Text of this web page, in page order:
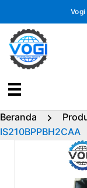
konten
Beranda
IS210BPPBH2CAA